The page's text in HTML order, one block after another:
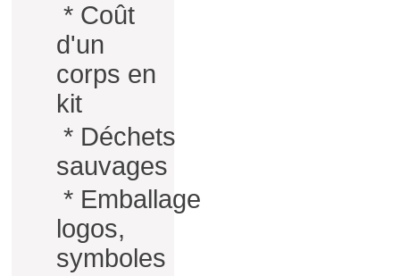
* Coût
d'un
corps en
kit
* Déchets
sauvages
* Emballage
logos,
symboles